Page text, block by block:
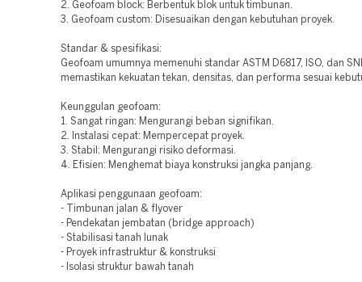
2. Geofoam block: Berbentuk blok untuk timbunan.
3. Geofoam custom: Disesuaikan dengan kebutuhan proyek.
Standar & spesifikasi:
Geofoam umumnya memenuhi standar ASTM D6817, ISO, dan
memastikan kekuatan tekan, densitas, dan performa sesuai
Keunggulan geofoam:
1. Sangat ringan: Mengurangi beban signifikan.
2. Instalasi cepat: Mempercepat proyek.
3. Stabil: Mengurangi risiko deformasi.
4. Efisien: Menghemat biaya konstruksi jangka panjang.
Aplikasi penggunaan geofoam:
- Timbunan jalan & flyover
- Pendekatan jembatan (bridge approach)
- Stabilisasi tanah lunak
- Proyek infrastruktur & konstruksi
- Isolasi struktur bawah tanah